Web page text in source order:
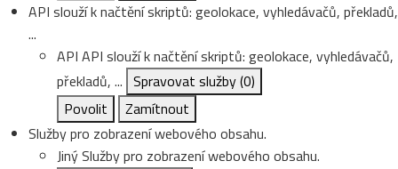
API slouží k načtění skriptů: geolokace, vyhledávačů, překladů,
...
API API slouží k načtění skriptů: geolokace, vyhledávačů,
překladů, ... Spravovat služby(0)
Povolit
Zamítnout
Služby pro zobrazení webového obsahu.
JinýSlužby pro zobrazení webového obsahu.